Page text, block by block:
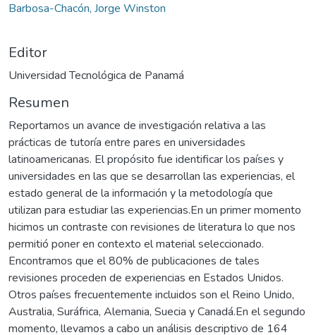
Barbosa-Chacón, Jorge Winston
Editor
Universidad Tecnológica de Panamá
Resumen
Reportamos un avance de investigación relativa a las
prácticas de tutoría entre pares en universidades
latinoamericanas. El propósito fue identificar los países y
universidades en las que se desarrollan las experiencias, el
estado general de la información y la metodología que
utilizan para estudiar las experiencias.En un primer momento
hicimos un contraste con revisiones de literatura lo que nos
permitió poner en contexto el material seleccionado.
Encontramos que el 80% de publicaciones de tales
revisiones proceden de experiencias en Estados Unidos.
Otros países frecuentemente incluidos son el Reino Unido,
Australia, Suráfrica, Alemania, Suecia y Canadá.En el segundo
momento, llevamos a cabo un análisis descriptivo de 164